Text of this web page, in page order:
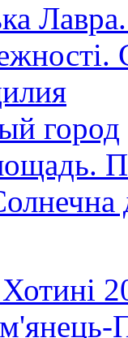
город